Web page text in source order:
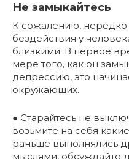
Не замыкайтесь
К сожалению,
бездействия у
близкими. В первое
мере того, как он
депрессию, это
окружающих.
● Старайтесь не
возьмите на себя
раньше выполнялись
мыслями, обсуждайте